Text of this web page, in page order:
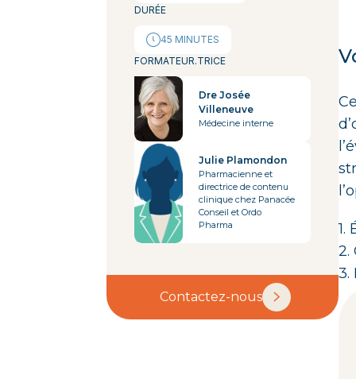
DURÉE
45 MINUTES
FORMATEUR.TRICE
Dre Josée
Villeneuve
Médecine interne
Julie Plamondon
Pharmacienne et
directrice de contenu
clinique chez Panacée
Conseil et Ordo
Pharma
Contactez-nous
1.
2.
3.